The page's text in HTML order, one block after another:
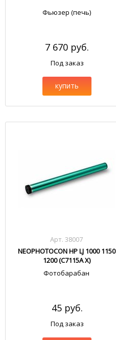
Фьюзер (печь)
7 670 руб.
Под заказ
купить
Арт. 38007
NEOPHOTOCON HP LJ 1000 1150
1200 (C7115A X)
Фотобарабан
45 руб.
Под заказ